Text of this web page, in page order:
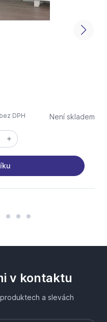
DPH Není skladem
v kontaktu
a slevách